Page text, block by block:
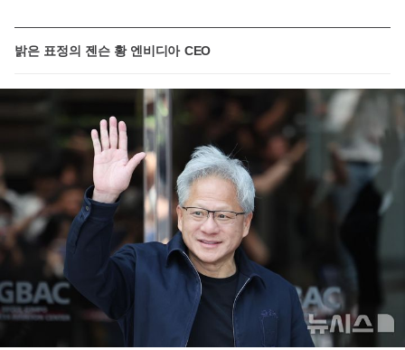
밝은 표정의 젠슨 황 엔비디아 CEO